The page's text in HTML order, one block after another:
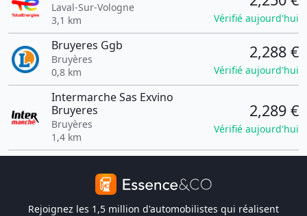
Laval-Sur-Vologne
3,1 km
Vérifié aujourd'hui
Bruyeres Ggb
Bruyères
0,8 km
2,288 €
Vérifié aujourd'hui
Intermarche Sas Exvino
Bruyeres
Bruyères
1,4 km
2,289 €
Vérifié aujourd'hui
Rejoignez les 1,5 million d'automobilistes qui réalisent